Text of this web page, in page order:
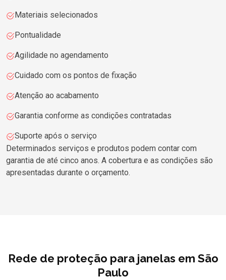
Materiais selecionados
Pontualidade
Agilidade no agendamento
Cuidado com os pontos de fixação
Atenção ao acabamento
Garantia conforme as condições contratadas
Suporte após o serviço
Determinados serviços e produtos podem contar com
garantia de até cinco anos. A cobertura e as condições são
apresentadas durante o orçamento.
Rede de proteção para janelas em São
Paulo